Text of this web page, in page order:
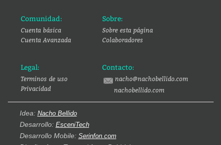
Comunidad:
Cuenta básica
Cuenta Avanzada
Sobre:
Sobre esta página
Colaboradores
Legal:
Terminos de uso
Privacidad
Contacto:
nacho@nachobellido.com
nachobellido.com
Idea: Nacho Bellido
Desarrollo: EsceniTech
Desarrollo Mobile: Serinfon.com